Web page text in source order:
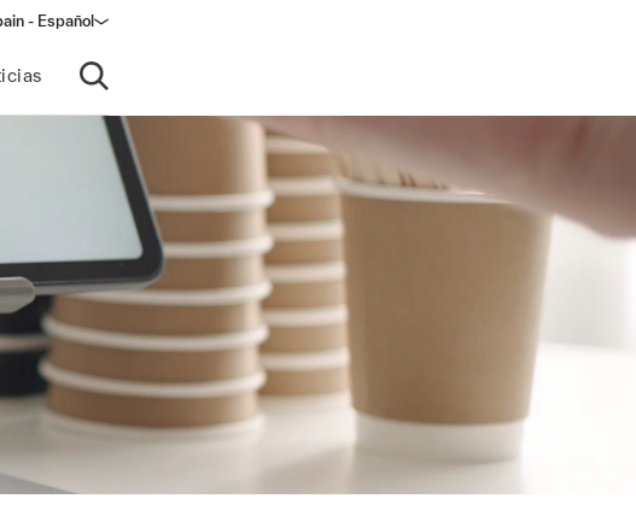
window)
- Español
Abrir búsqueda